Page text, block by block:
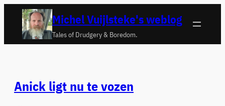
naar
Michel Vuijlsteke's weblog
Tales of Drudgery & Boredom.
Anick ligt nu te vozen